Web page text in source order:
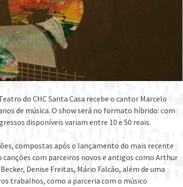
do CHC Santa Casa recebe o cantor Marcelo
de música. O show será no formato híbrido: com
disponíveis variam entre 10 e 50 reais.
compostas após o lançamento do mais recente
canções com parceiros novos e antigos como Arthur
Denise Freitas, Mário Falcão, além de uma
trabalhos, como a parceria com o músico